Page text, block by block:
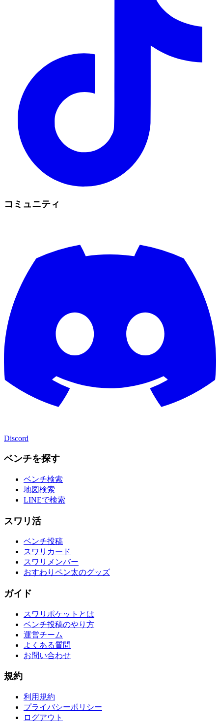
コミュニティ
Discord
ベンチを探す
ベンチ検索
地図検索
LINEで検索
スワリ活
ベンチ投稿
スワリカード
スワリメンバー
おすわりペン太のグッズ
ガイド
スワリポケットとは
ベンチ投稿のやり方
運営チーム
よくある質問
お問い合わせ
規約
利用規約
プライバシーポリシー
ログアウト